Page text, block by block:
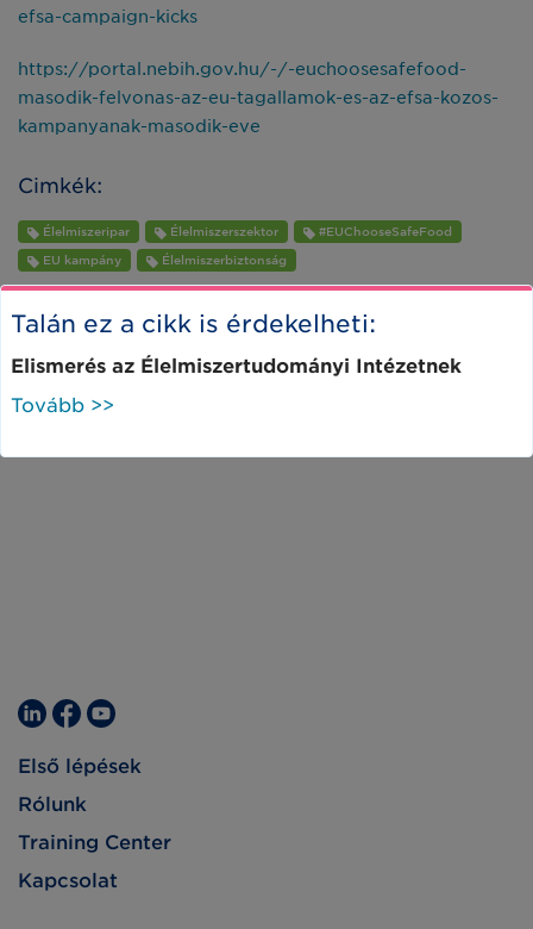
efsa-campaign-kicks
https://portal.nebih.gov.hu/-/-euchoosesafefood-
masodik-felvonas-az-eu-tagallamok-es-az-efsa-kozos-
kampanyanak-masodik-eve
Cimkék:
Élelmiszeripar Élelmiszerszektor
#EUChooseSafeFood
EU kampány
Élelmiszerbiztonság
Talán ez a cikk is érdekelheti:
Elismerés az Élelmiszertudományi Intézetnek
Tovább >>
Első lépések
Rólunk
Training Center
Kapcsolat